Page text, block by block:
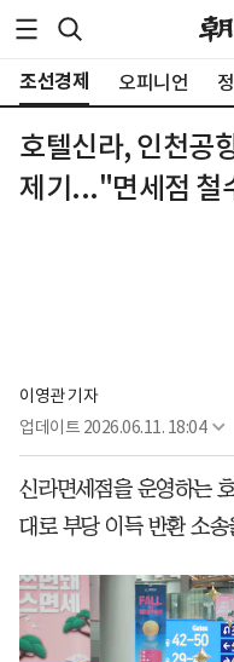
조선경제 오피니언
호텔신라, 인천공
제기..."면세점 철
이영관 기자
업데이트 2026.06.11. 18:04
신라면세점을 운영하는
대로 부당 이득 반환 소송